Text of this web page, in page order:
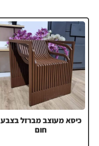
כיסא מעוצב מברזל בצבע
חום